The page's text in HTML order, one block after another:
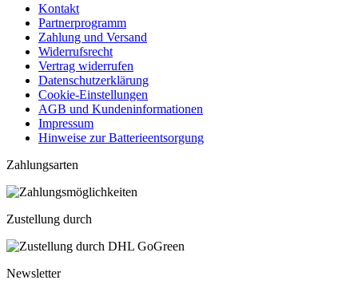
Kontakt
Partnerprogramm
Zahlung und Versand
Widerrufsrecht
Vertrag widerrufen
Datenschutzerklärung
Cookie-Einstellungen
AGB und Kundeninformationen
Impressum
Hinweise zur Batterieentsorgung
Zahlungsarten
Zustellung durch
Newsletter